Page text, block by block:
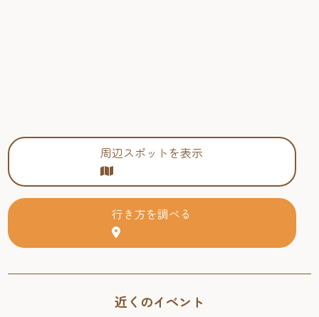
周辺スポットを表示
行き方を調べる
近くのイベント